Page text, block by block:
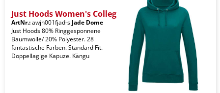
Just Hoods Women's Colleg
ArtNr.:awjh001fjad-s Jade Dome
Just Hoods 80% Ringgesponnene
Baumwolle/ 20% Polyester. 28
fantastische Farben. Standard Fit.
Doppellagige Kapuze. Kängu